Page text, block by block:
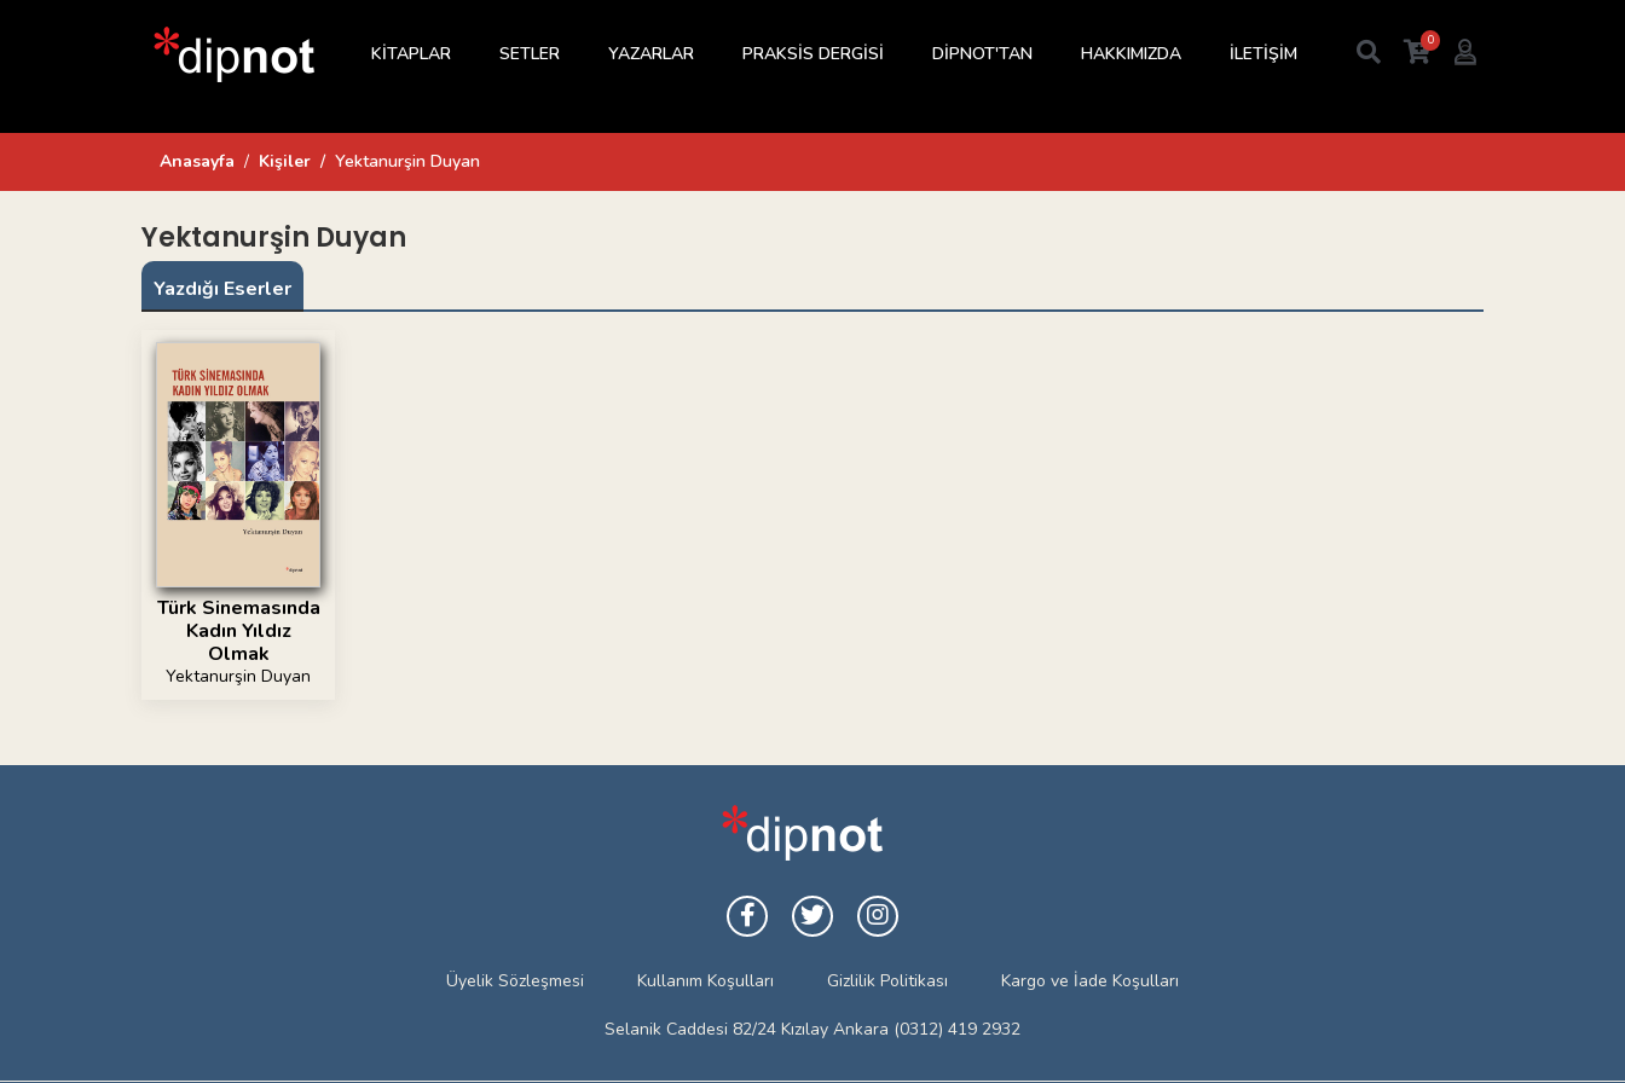
KİTAPLAR SETLER YAZARLAR PRAKSİS DERGİSİ DİPNOT'TAN HAKKIMIZDA İLETİŞİM
0
Anasayfa Kişiler Yektanurşin Duyan
Yektanurşin Duyan
Yazdığı Eserler
Türk Sinemasında
Kadın Yıldız
Olmak
Yektanurşin Duyan
Üyelik Sözleşmesi Kullanım Koşulları Gizlilik Politikası Kargo ve İade Koşulları
Selanik Caddesi 82/24 Kızılay Ankara (0312) 419 2932